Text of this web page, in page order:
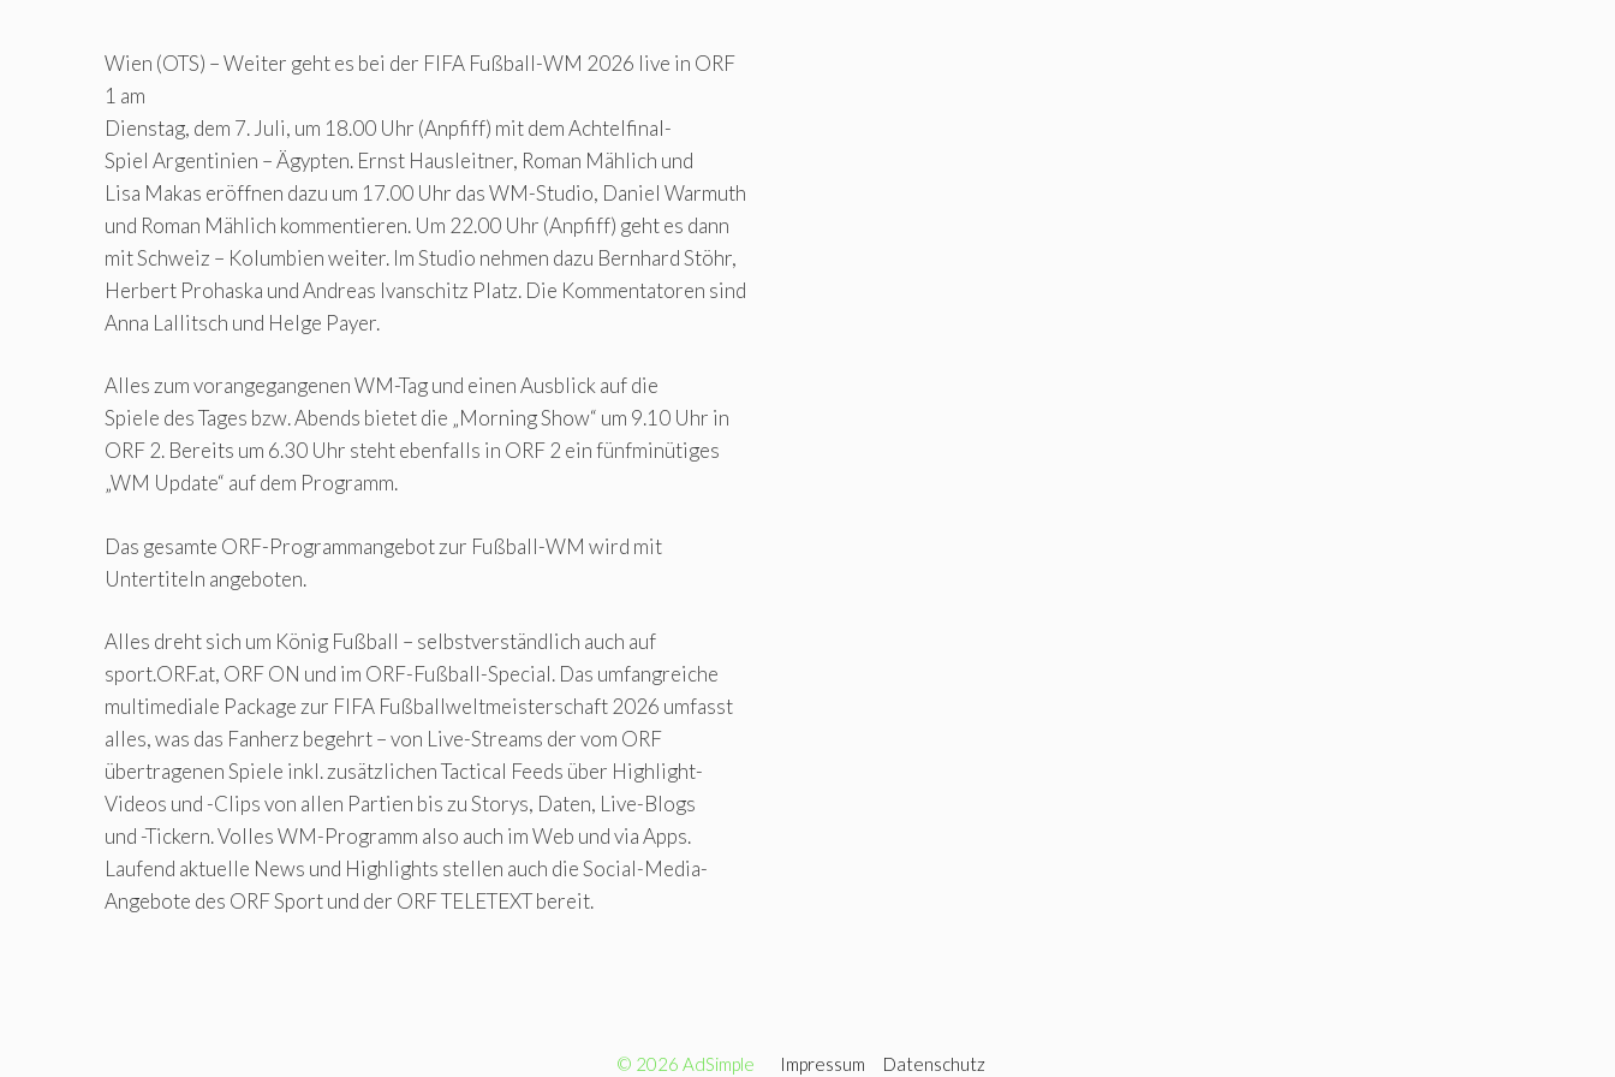
Wien (OTS) – Weiter geht es bei der FIFA Fußball-WM 2026 live in ORF
1 am
Dienstag, dem 7. Juli, um 18.00 Uhr (Anpfiff) mit dem Achtelfinal-
Spiel Argentinien – Ägypten. Ernst Hausleitner, Roman Mählich und
Lisa Makas eröffnen dazu um 17.00 Uhr das WM-Studio, Daniel Warmuth
und Roman Mählich kommentieren. Um 22.00 Uhr (Anpfiff) geht es dann
mit Schweiz – Kolumbien weiter. Im Studio nehmen dazu Bernhard Stöhr,
Herbert Prohaska und Andreas Ivanschitz Platz. Die Kommentatoren sind
Anna Lallitsch und Helge Payer.
Alles zum vorangegangenen WM-Tag und einen Ausblick auf die
Spiele des Tages bzw. Abends bietet die „Morning Show“ um 9.10 Uhr in
ORF 2. Bereits um 6.30 Uhr steht ebenfalls in ORF 2 ein fünfminütiges
„WM Update“ auf dem Programm.
Das gesamte ORF-Programmangebot zur Fußball-WM wird mit
Untertiteln angeboten.
Alles dreht sich um König Fußball – selbstverständlich auch auf
sport.ORF.at, ORF ON und im ORF-Fußball-Special. Das umfangreiche
multimediale Package zur FIFA Fußballweltmeisterschaft 2026 umfasst
alles, was das Fanherz begehrt – von Live-Streams der vom ORF
übertragenen Spiele inkl. zusätzlichen Tactical Feeds über Highlight-
Videos und -Clips von allen Partien bis zu Storys, Daten, Live-Blogs
und -Tickern. Volles WM-Programm also auch im Web und via Apps.
Laufend aktuelle News und Highlights stellen auch die Social-Media-
Angebote des ORF Sport und der ORF TELETEXT bereit.
© 2026 AdSimple Impressum Datenschutz